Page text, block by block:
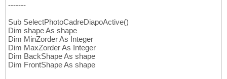
-------
Sub SelectPhotoCadreDiapoActive()
Dim shape As shape
Dim MinZorder As Integer
Dim MaxZorder As Integer
Dim BackShape As shape
Dim FrontShape As shape